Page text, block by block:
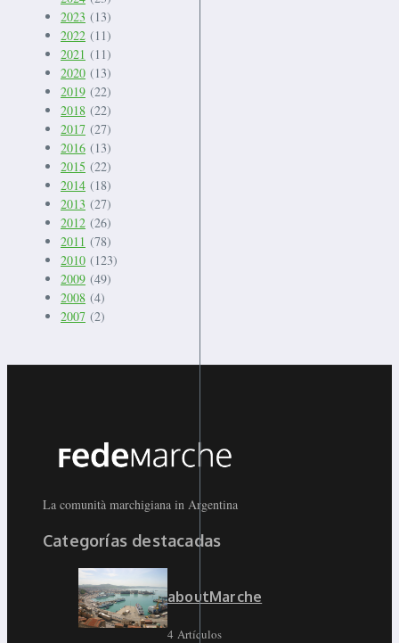
2023 (13)
2022 (11)
2021 (11)
2020 (13)
2019 (22)
2018 (22)
2017 (27)
2016 (13)
2015 (22)
2014 (18)
2013 (27)
2012 (26)
2011 (78)
2010 (123)
2009 (49)
2008 (4)
2007 (2)
La comunità marchigiana in Argentina
Categorías destacadas
aboutMarche
4 Artículos